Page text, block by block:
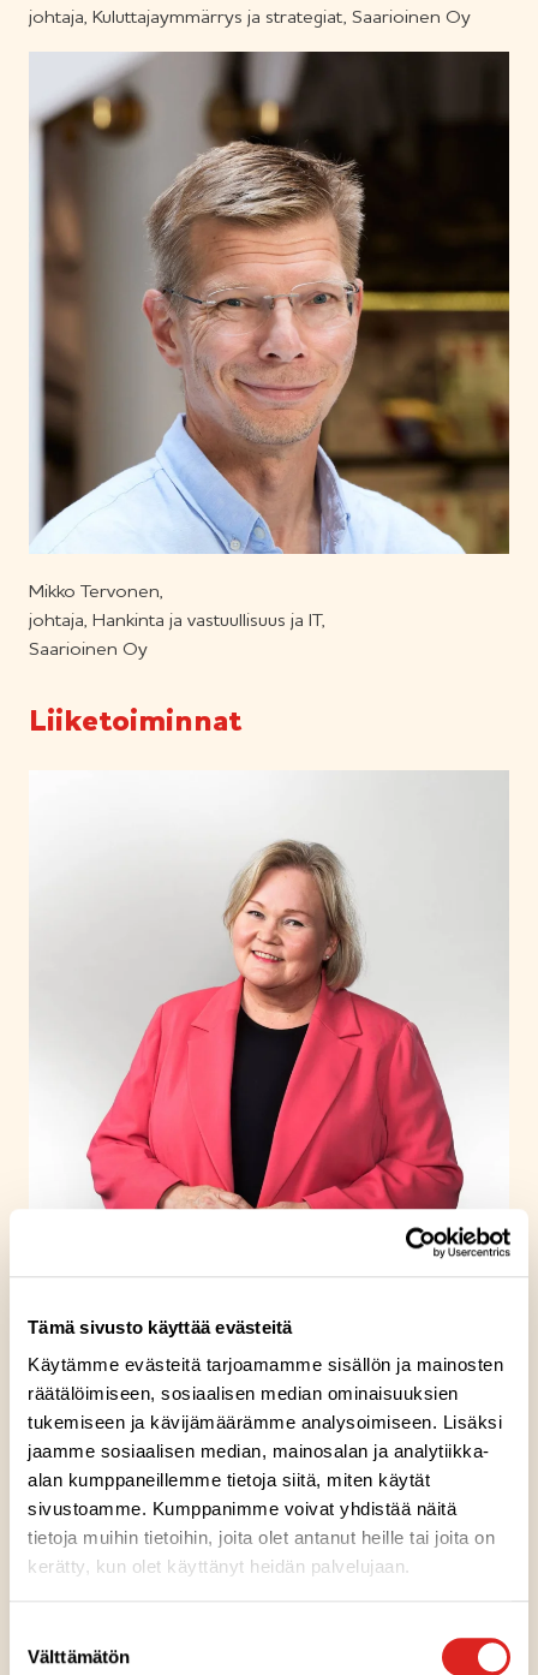
Tämä sivusto käyttää evästeitä
Käytämme evästeitä tarjoamamme sisällön ja mainosten
räätälöimiseen, sosiaalisen median ominaisuuksien
tukemiseen ja kävijämäärämme analysoimiseen. Lisäksi
jaamme sosiaalisen median, mainosalan ja analytiikka-
alan kumppaneillemme tietoja siitä, miten käytät
sivustoamme. Kumppanimme voivat yhdistää näitä
tietoja muihin tietoihin, joita olet antanut heille tai joita on
kerätty, kun olet käyttänyt heidän palvelujaan.
valinta
Välttämätön
johtaja, Kuluttajaymmärrys ja strategiat, Saarioinen Oy
Mikko Tervonen,
johtaja, Hankinta ja vastuullisuus ja IT,
Saarioinen Oy
Liiketoiminnat
Valmisruoka
Sari Rosin,